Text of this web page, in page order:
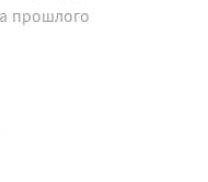
прошлого